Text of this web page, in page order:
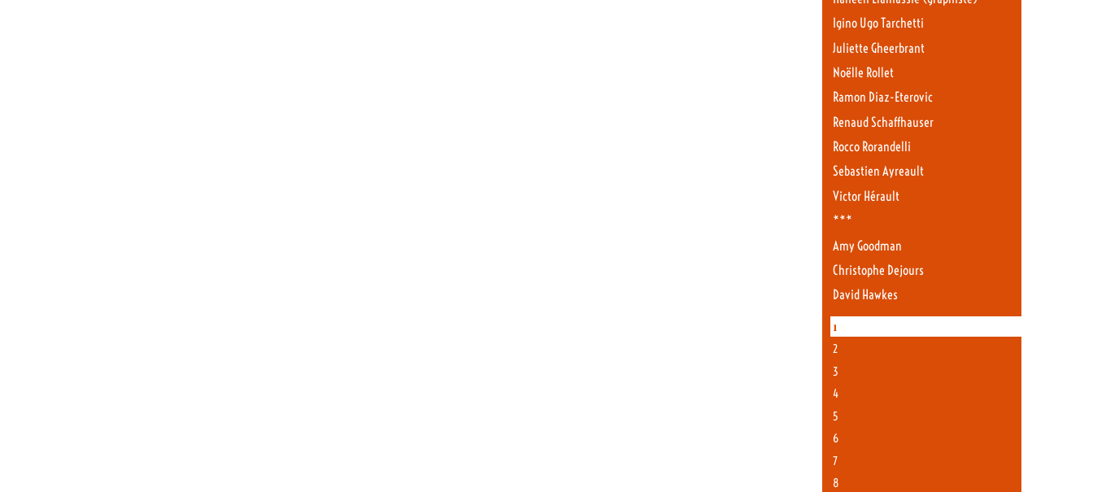
Igino Ugo Tarchetti
Juliette Gheerbrant
Noëlle Rollet
Ramon Diaz-Eterovic
Renaud Schaffhauser
Rocco Rorandelli
Sebastien Ayreault
Victor Hérault
***
Amy Goodman
Christophe Dejours
David Hawkes
1
2
3
4
5
6
7
8